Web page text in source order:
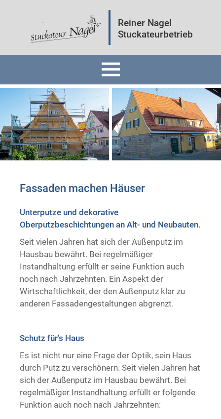
Reiner Nagel
Stuckateurbetrieb
Fassaden
Innenräume
Mineralputz
Wärmedämmung
Trockenausbau
Fassaden machen Häuser
Unterputze und dekorative
Oberputzbeschichtungen an Alt- und Neubauten.
Seit vielen Jahren hat sich der Außenputz im
Hausbau bewährt. Bei regelmäßiger
Instandhaltung erfüllt er seine Funktion auch
noch nach Jahrzehnten. Ein Aspekt der
Wirtschaftlichkeit, der den Außenputz klar zu
anderen Fassadengestaltungen abgrenzt.
Schutz für's Haus
Es ist nicht nur eine Frage der Optik, sein Haus
durch Putz zu verschönern. Seit vielen Jahren hat
sich der Außenputz im Hausbau bewährt. Bei
regelmäßiger Instandhaltung erfüllt er folgende
Funktion auch noch nach Jahrzehnten: